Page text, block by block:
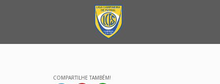
COMPARTILHE TAMBÉM!